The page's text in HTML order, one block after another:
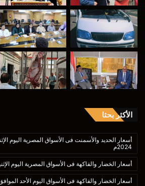
الأكثر بحثا
2024م
أسعار الخضار والفاكهة فى الأسواق المصرية اليوم الإثنين
أسعار الخضار والفاكهة فى الأسواق اليوم الأحد الموافق 2 فبراير